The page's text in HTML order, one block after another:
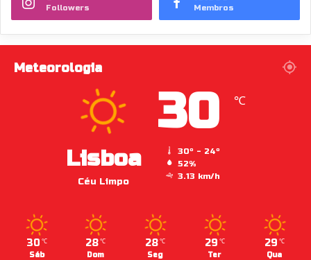
Followers Membros
Meteorologia
Lisboa
Céu Limpo
30 ℃
30º - 24º
52%
3.13 km/h
30 ℃
Sáb
28 ℃
Dom
28 ℃
Seg
29 ℃
Ter
29 ℃
Qua